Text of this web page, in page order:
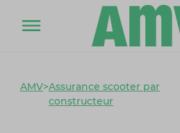
AMV>Assurance scooter par
constructeur